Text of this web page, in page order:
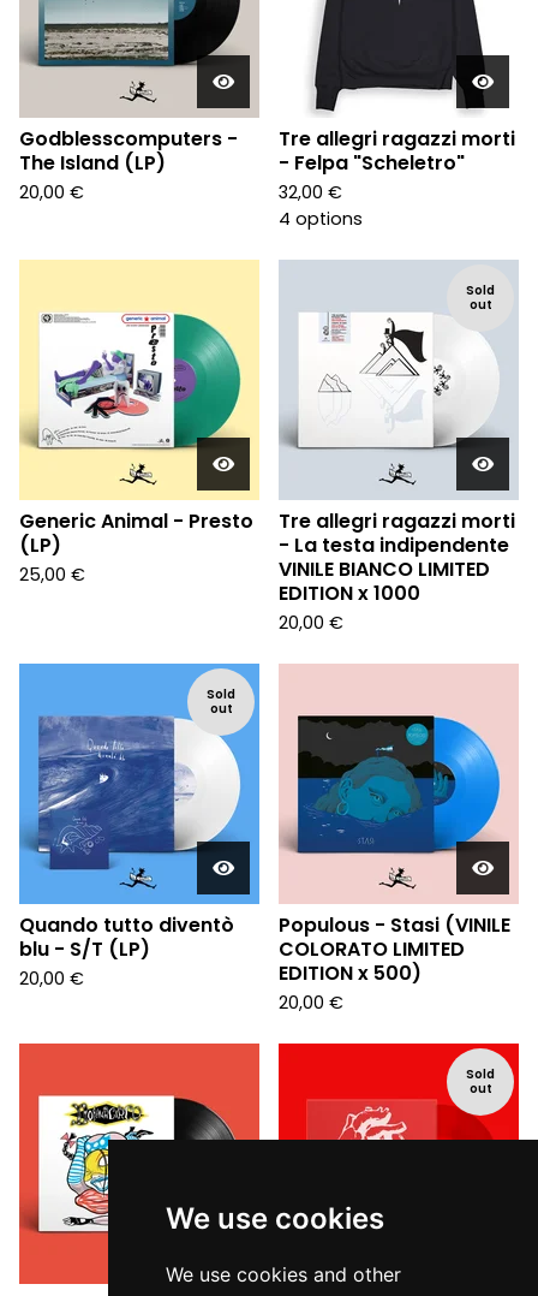
We use cookies
We use cookies and other
Godblesscomputers -
The Island (LP)
20,00 €
Tre allegri ragazzi morti
- Felpa "Scheletro"
32,00 €
4 options
Generic Animal - Presto
(LP)
25,00 €
Sold
out
Tre allegri ragazzi morti
- La testa indipendente
VINILE BIANCO LIMITED
EDITION x 1000
20,00 €
Sold
out
Quando tutto diventò
blu - S/T (LP)
20,00 €
Populous - Stasi (VINILE
COLORATO LIMITED
EDITION x 500)
20,00 €
Sold
out